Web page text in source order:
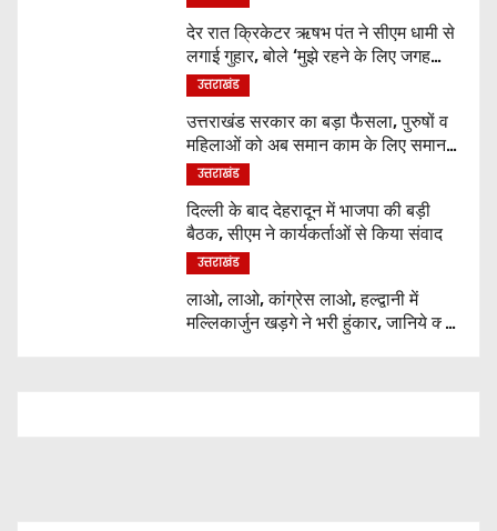
देर रात क्रिकेटर ऋषभ पंत ने सीएम धामी से
लगाई गुहार, बोले ‘मुझे रहने के लिए जगह
नहीं मिल रही’
उत्तराखंड
उत्तराखंड सरकार का बड़ा फैसला, पुरुषों व
महिलाओं को अब समान काम के लिए समान
वेतन
उत्तराखंड
दिल्ली के बाद देहरादून में भाजपा की बड़ी
बैठक, सीएम ने कार्यकर्ताओं से किया संवाद
उत्तराखंड
लाओ, लाओ, कांग्रेस लाओ, हल्द्वानी में
मल्लिकार्जुन खड़गे ने भरी हुंकार, जानिये क्या